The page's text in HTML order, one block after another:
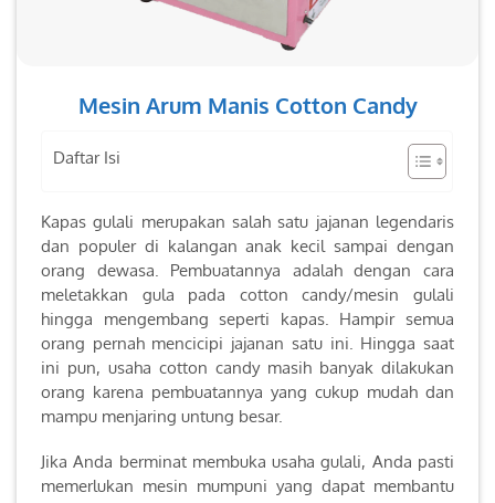
Mesin Arum Manis Cotton Candy
Daftar Isi
Kapas gulali merupakan salah satu jajanan legendaris
dan populer di kalangan anak kecil sampai dengan
orang dewasa. Pembuatannya adalah dengan cara
meletakkan gula pada cotton candy/mesin gulali
hingga mengembang seperti kapas. Hampir semua
orang pernah mencicipi jajanan satu ini. Hingga saat
ini pun, usaha cotton candy masih banyak dilakukan
orang karena pembuatannya yang cukup mudah dan
mampu menjaring untung besar.
Jika Anda berminat membuka usaha gulali, Anda pasti
memerlukan mesin mumpuni yang dapat membantu